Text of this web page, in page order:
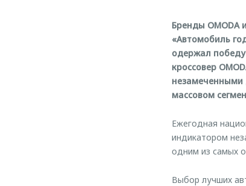
Бренды OMODA
«Автомобиль
одержал
кроссовер
незамеченными
массовом
Ежегодная
индикатором
одним из самых
Выбор лучших